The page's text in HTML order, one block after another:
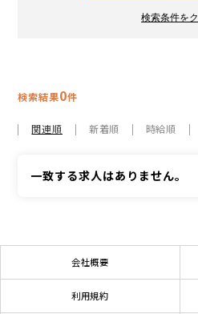
検索結果0件
関連順 新着順 時給順
一致する求人はありません。
会社概要
利用規約